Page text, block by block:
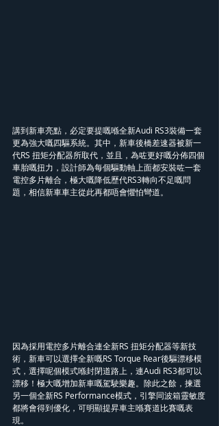
講到新車亮點，必定要提嘅喺全新Audi RS3裝備一套
更為強大嘅四驅系統。其中，新車後橋差速器被新一
代RS 扭矩分配器所取代，並且，為咗更好嘅分佈四個
車胎嘅扭力，設計師為每個驅動軸上面都安裝咗一套
電控多片離合，極大嘅降低歷代RS3轉向不足嘅問
題，相信新車車主從此再都唔會懼怕彎道。
因為採用電控多片離合連全新RS 扭矩分配器等新技
術，新車可以選擇全新嘅RS Torque Rear後驅漂移模
式，選擇呢個模式喺封閉道路上，連Audi RS3都可以
漂移！極大嘅增加新車嘅駕駛樂趣。除此之餘，揀選
另一個全新RS Performance模式，引擎同波箱靈敏度
都將會得到優化，可明顯提昇車主喺賽道比賽嘅表
現。